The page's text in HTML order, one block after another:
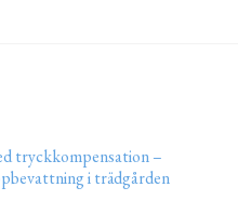
tryckkompensation –
i trädgården